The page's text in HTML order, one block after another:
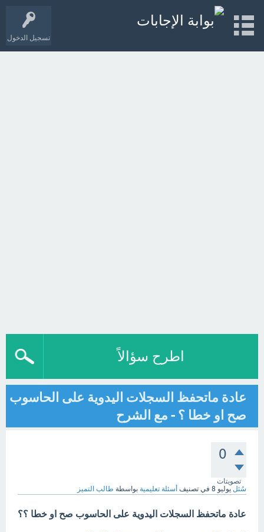
تسجيل الدخول
اطرح سؤالاً
عادة ماتحفظ السجلات اليدوية على الحاسوب
صح او خطا ؟ - مع الشرح
0
تصويتات
سُئل يوليو 8 في تصنيف أسئلة تعليمية بواسطة طالب التميز
عادة ماتحفظ السجلات اليدوية على الحاسوب صح او خطا ؟؟